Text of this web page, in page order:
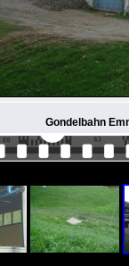
Gondelbahn